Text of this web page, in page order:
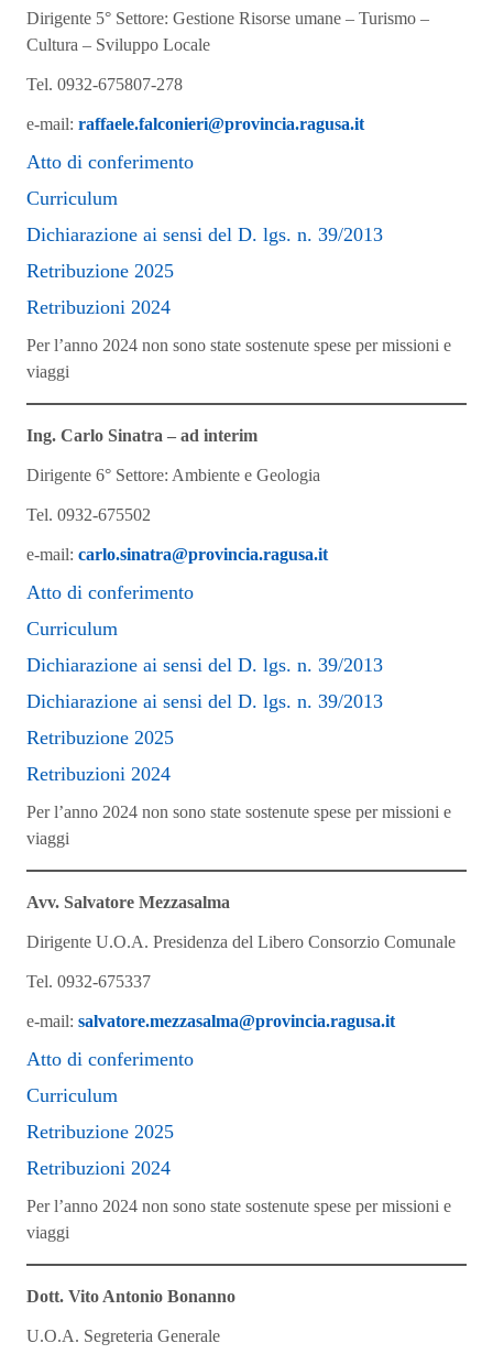
Dirigente 5° Settore: Gestione Risorse umane – Turismo –
Cultura – Sviluppo Locale
Tel. 0932-675807-278
e-mail: raffaele.falconieri@provincia.ragusa.it
Atto di conferimento
Curriculum
Dichiarazione ai sensi del D. lgs. n. 39/2013
Retribuzione 2025
Retribuzioni 2024
Per l’anno 2024 non sono state sostenute spese per missioni e
viaggi
Ing. Carlo Sinatra – ad interim
Dirigente 6° Settore: Ambiente e Geologia
Tel. 0932-675502
e-mail: carlo.sinatra@provincia.ragusa.it
Atto di conferimento
Curriculum
Dichiarazione ai sensi del D. lgs. n. 39/2013
Dichiarazione ai sensi del D. lgs. n. 39/2013
Retribuzione 2025
Retribuzioni 2024
Per l’anno 2024 non sono state sostenute spese per missioni e
viaggi
Avv. Salvatore Mezzasalma
Dirigente U.O.A. Presidenza del Libero Consorzio Comunale
Tel. 0932-675337
e-mail: salvatore.mezzasalma@provincia.ragusa.it
Atto di conferimento
Curriculum
Retribuzione 2025
Retribuzioni 2024
Per l’anno 2024 non sono state sostenute spese per missioni e
viaggi
Dott. Vito Antonio Bonanno
U.O.A. Segreteria Generale